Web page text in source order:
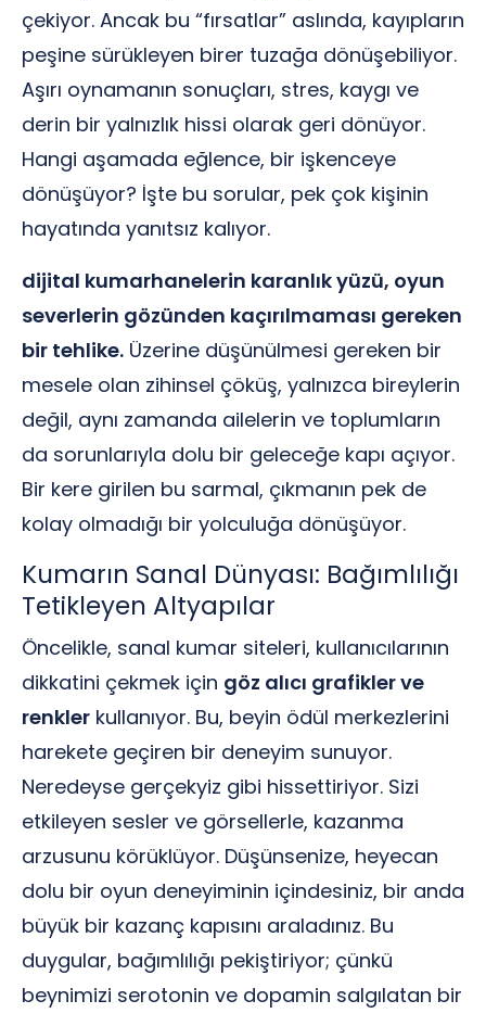
çekiyor. Ancak bu “fırsatlar” aslında, kayıpların
peşine sürükleyen birer tuzağa dönüşebiliyor.
Aşırı oynamanın sonuçları, stres, kaygı ve
derin bir yalnızlık hissi olarak geri dönüyor.
Hangi aşamada eğlence, bir işkenceye
dönüşüyor? İşte bu sorular, pek çok kişinin
hayatında yanıtsız kalıyor.
dijital kumarhanelerin karanlık yüzü, oyun
severlerin gözünden kaçırılmaması gereken
bir tehlike. Üzerine düşünülmesi gereken bir
mesele olan zihinsel çöküş, yalnızca bireylerin
değil, aynı zamanda ailelerin ve toplumların
da sorunlarıyla dolu bir geleceğe kapı açıyor.
Bir kere girilen bu sarmal, çıkmanın pek de
kolay olmadığı bir yolculuğa dönüşüyor.
Kumarın Sanal Dünyası: Bağımlılığı
Tetikleyen Altyapılar
Öncelikle, sanal kumar siteleri, kullanıcılarının
dikkatini çekmek için göz alıcı grafikler ve
renkler kullanıyor. Bu, beyin ödül merkezlerini
harekete geçiren bir deneyim sunuyor.
Neredeyse gerçekyiz gibi hissettiriyor. Sizi
etkileyen sesler ve görsellerle, kazanma
arzusunu körüklüyor. Düşünsenize, heyecan
dolu bir oyun deneyiminin içindesiniz, bir anda
büyük bir kazanç kapısını araladınız. Bu
duygular, bağımlılığı pekiştiriyor; çünkü
beynimizi serotonin ve dopamin salgılatan bir